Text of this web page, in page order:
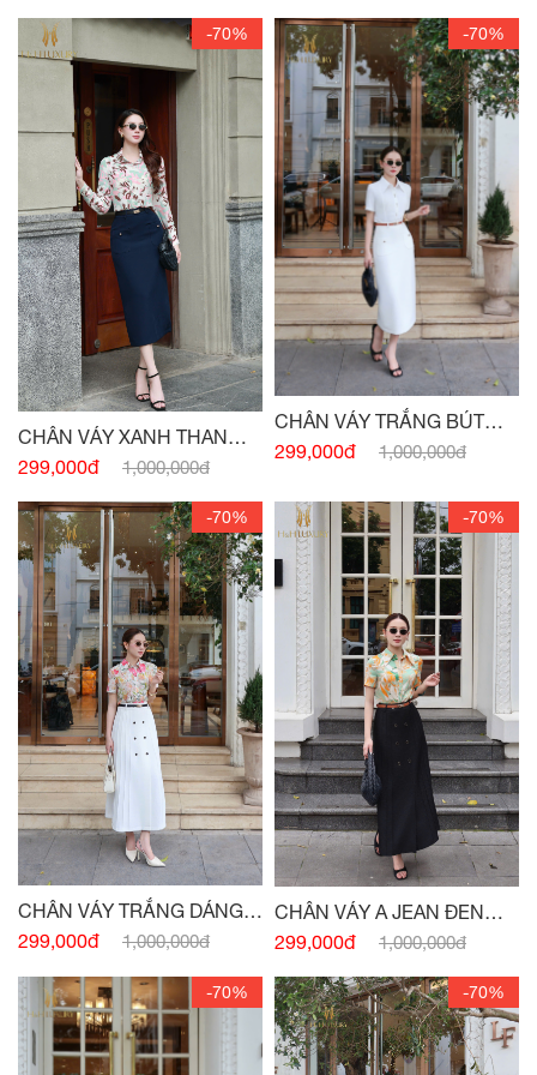
-70%
CHÂN VÁY XANH THAN
BÚT CHÌ XUÔNG TÚI
299,000đ 1,000,000đ
-70%
CHÂN VÁY TRẮNG BÚT
CHÌ XUÔNG TÚI
299,000đ 1,000,000đ
-70%
CHÂN VÁY TRẮNG DÁNG A
BẤU LY ĐÍNH CÚC -(HẾT
299,000đ 1,000,000đ
-70%
CHÂN VÁY A JEAN ĐEN
BẤU LY ĐÍNH CÚC -(HẾT
299,000đ 1,000,000đ
-70% -70%